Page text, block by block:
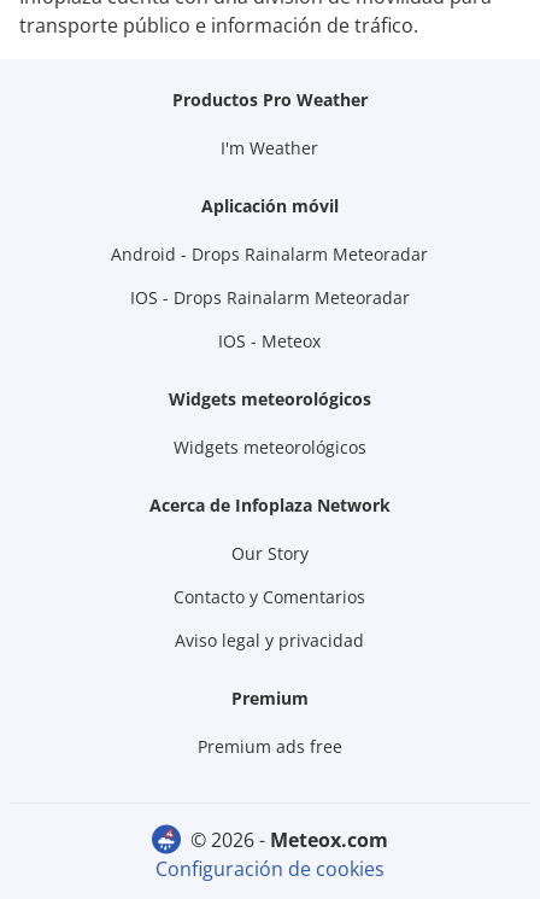
transporte público e información de tráfico.
Productos Pro Weather
I'm Weather
Aplicación móvil
Android - Drops Rainalarm Meteoradar
IOS - Drops Rainalarm Meteoradar
IOS - Meteox
Widgets meteorológicos
Widgets meteorológicos
Acerca de Infoplaza Network
Our Story
Contacto y Comentarios
Aviso legal y privacidad
Premium
Premium ads free
© 2026 -
meteox.com
Configuración de cookies